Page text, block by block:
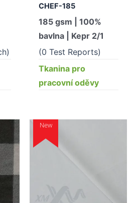
CHEF-185
185 gsm | 100%
bavlna | Kepr 2/1
(0 Test Reports)
Tkanina pro
pracovní oděvy
New